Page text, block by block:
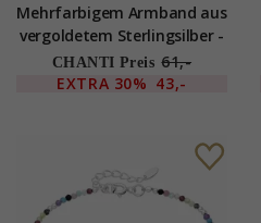
Mehrfarbigem Armband aus
vergoldetem Sterlingsilber -
Loom Stones
CHANTI Preis 61,-
EXTRA 30% 43,-